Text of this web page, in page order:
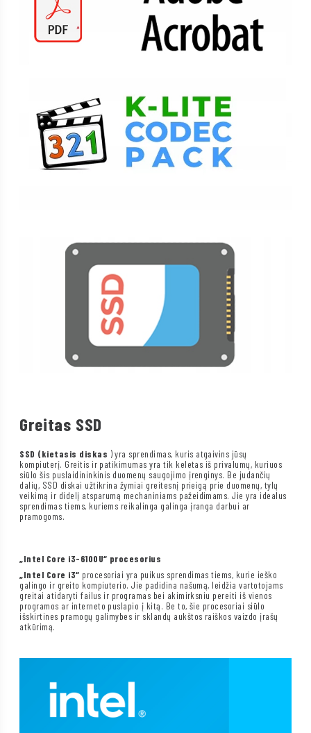
Greitas SSD
SSD (kietasis diskas ) yra sprendimas, kuris atgaivins jūsų
kompiuterį. Greitis ir patikimumas yra tik keletas iš privalumų, kuriuos
siūlo šis puslaidininkinis duomenų saugojimo įrenginys. Be judančių
dalių, SSD diskai užtikrina žymiai greitesnį prieigą prie duomenų, tylų
veikimą ir didelį atsparumą mechaniniams pažeidimams. Jie yra idealus
sprendimas tiems, kuriems reikalinga galinga įranga darbui ar
pramogoms.
„Intel Core i3-6100U“ procesorius
„Intel Core i3“ procesoriai yra puikus sprendimas tiems, kurie ieško
galingo ir greito kompiuterio. Jie padidina našumą, leidžia vartotojams
greitai atidaryti failus ir programas bei akimirksniu pereiti iš vienos
programos ar interneto puslapio į kitą. Be to, šie procesoriai siūlo
išskirtines pramogų galimybes ir sklandų aukštos raiškos vaizdo įrašų
atkūrimą.